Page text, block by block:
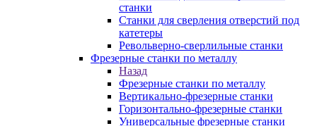
станки
Станки для сверления отверстий под
катетеры
Револьверно-сверлильные станки
Фрезерные станки по металлу
Назад
Фрезерные станки по металлу
Вертикально-фрезерные станки
Горизонтально-фрезерные станки
Универсальные фрезерные станки